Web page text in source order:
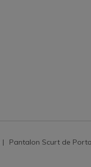
Pantalon Scurt de